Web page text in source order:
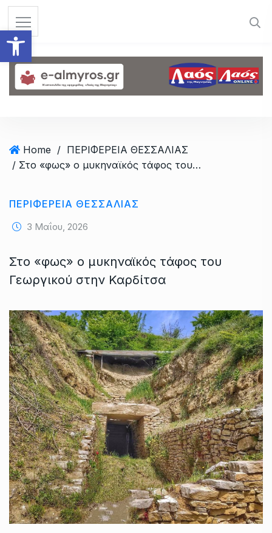
Ανοίξτε τη γραμμή
Home / ΠΕΡΙΦΕΡΕΙΑ ΘΕΣΣΑΛΙΑΣ
/ Στο «φως» ο μυκηναϊκός τάφος του Γεωργικού στην Καρδίτσα
ΠΕΡΙΦΕΡΕΙΑ ΘΕΣΣΑΛΙΑΣ
3 Μαΐου, 2026
Στο «φως» ο μυκηναϊκός τάφος του
Γεωργικού στην Καρδίτσα